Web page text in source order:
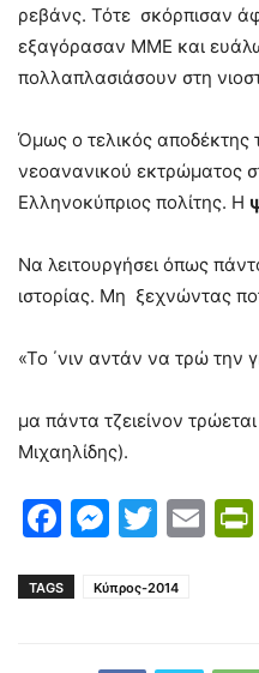
ρεβάνς. Τότε σκόρπισαν
εξαγόρασαν ΜΜΕ και
πολλαπλασιάσουν στη
Όμως ο τελικός αποδέκτης
νεοανανικού εκτρώματος
Ελληνοκύπριος πολίτης. Η
Να λειτουργήσει όπως
ιστορίας. Μη ξεχνώντας
«Το ΄νιν αντάν να τρώ την
μα πάντα τζειείνον τρώεται
Μιχαηλίδης).
Facebook
TAGS Κύπρος-2014